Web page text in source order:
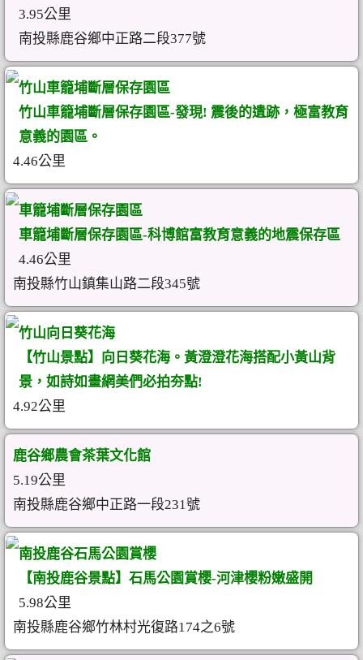
3.95公里
南投縣鹿谷鄉中正路二段377號
竹山車籠埔斷層保存園區
竹山車籠埔斷層保存園區-發現! 震後的遺跡，極富教育
意義的園區。
4.46公里
車籠埔斷層保存園區
車籠埔斷層保存園區-科博館富教育意義的地震保存區
4.46公里
南投縣竹山鎮集山路二段345號
竹山向日葵花海
【竹山景點】向日葵花海。黃澄澄花海搭配小黃山背
景，如詩如畫網美們必拍夯點!
4.92公里
鹿谷鄉農會茶葉文化館
5.19公里
南投縣鹿谷鄉中正路一段231號
南投鹿谷石馬公園賞櫻
【南投鹿谷景點】石馬公園賞櫻-河津櫻粉嫩盛開
5.98公里
南投縣鹿谷鄉竹林村光復路174之6號